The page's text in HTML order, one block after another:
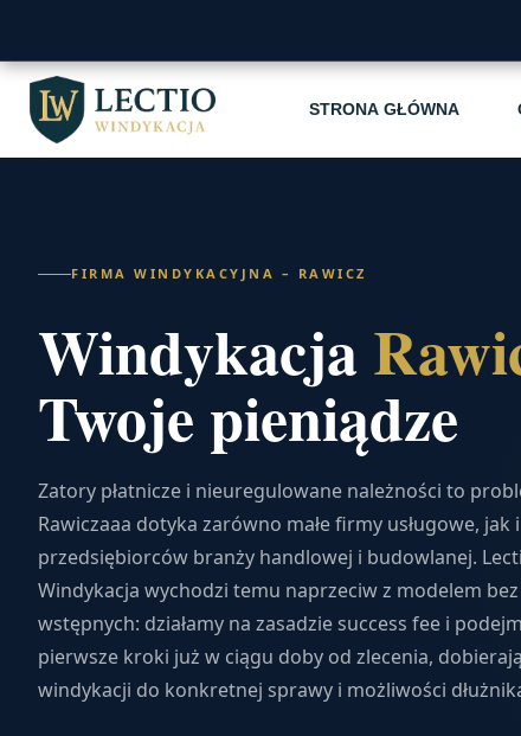
STRONA GŁÓWNA
FIRMA WINDYKACYJNA – RAWICZ
Windykacja
Twoje pieniądze
Zatory płatnicze i nieuregulowane należności to
Rawiczaaa dotyka zarówno małe firmy usługowe, jak
przedsiębiorców branży handlowej i budowlanej.
Windykacja wychodzi temu naprzeciw z modelem bez
wstępnych: działamy na zasadzie success fee i
pierwsze kroki już w ciągu doby od zlecenia,
windykacji do konkretnej sprawy i możliwości